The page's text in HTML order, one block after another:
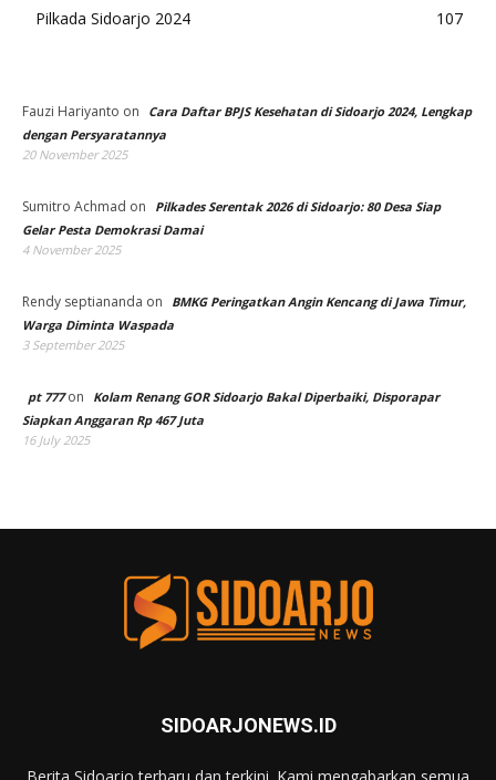
Pilkada Sidoarjo 2024
107
Fauzi Hariyanto on
Cara Daftar BPJS Kesehatan di Sidoarjo 2024, Lengkap
dengan Persyaratannya
20 November 2025
Sumitro Achmad on
Pilkades Serentak 2026 di Sidoarjo: 80 Desa Siap
Gelar Pesta Demokrasi Damai
4 November 2025
Rendy septiananda on
BMKG Peringatkan Angin Kencang di Jawa Timur,
Warga Diminta Waspada
3 September 2025
pt 777on
Kolam Renang GOR Sidoarjo Bakal Diperbaiki, Disporapar
Siapkan Anggaran Rp 467 Juta
16 July 2025
SIDOARJONEWS.ID